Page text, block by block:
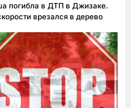
погибла в ДТП в Джизаке.
врезался в дерево